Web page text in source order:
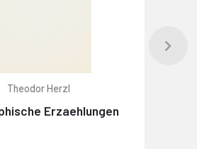
Theodor Herzl
Erzaehlungen